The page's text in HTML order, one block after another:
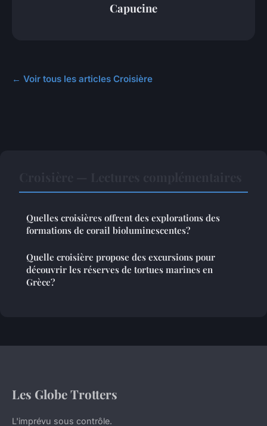
Capucine
← Voir tous les articles Croisière
Quelles croisières offrent des explorations des
formations de corail bioluminescentes?
Quelle croisière propose des excursions pour
découvrir les réserves de tortues marines en
Grèce?
Les Globe Trotters
L'imprévu sous contrôle.